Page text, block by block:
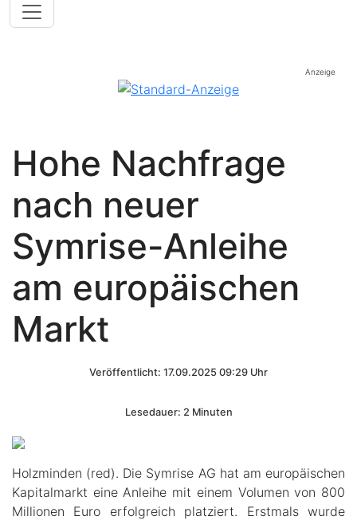
Anzeige
Hohe Nachfrage
nach neuer
Symrise-Anleihe
am europäischen
Markt
Veröffentlicht: 17.09.2025 09:29 Uhr
Lesedauer: 2 Minuten
Holzminden (red). Die Symrise AG hat am europäischen
Kapitalmarkt eine Anleihe mit einem Volumen von 800
Millionen Euro erfolgreich platziert. Erstmals wurde